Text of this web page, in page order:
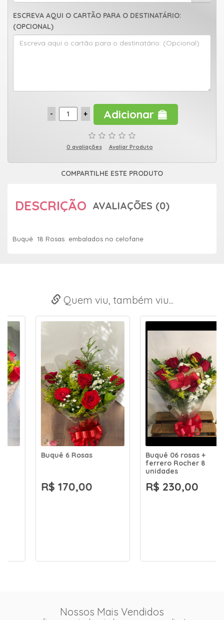
ESCREVA AQUI O CARTÃO PARA O DESTINATÁRIO:
(OPCIONAL)
Adicionar
0 avaliações Avaliar Produto
COMPARTILHE ESTE PRODUTO
DESCRIÇÃO AVALIAÇÕES (0)
Buquê 18 Rosas embalados no celofane
Quem viu, também viu...
Buquê 6 Rosas
R$ 170,00
Buquê 06 rosas +
ferrero Rocher 8
unidades
R$ 230,00
Nossos Mais Vendidos